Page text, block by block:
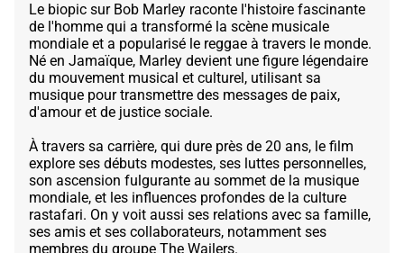
Le biopic sur Bob Marley raconte l'histoire fascinante
de l'homme qui a transformé la scène musicale
mondiale et a popularisé le reggae à travers le monde.
Né en Jamaïque, Marley devient une figure légendaire
du mouvement musical et culturel, utilisant sa
musique pour transmettre des messages de paix,
d'amour et de justice sociale.
À travers sa carrière, qui dure près de 20 ans, le film
explore ses débuts modestes, ses luttes personnelles,
son ascension fulgurante au sommet de la musique
mondiale, et les influences profondes de la culture
rastafari. On y voit aussi ses relations avec sa famille,
ses amis et ses collaborateurs, notamment ses
membres du groupe The Wailers.